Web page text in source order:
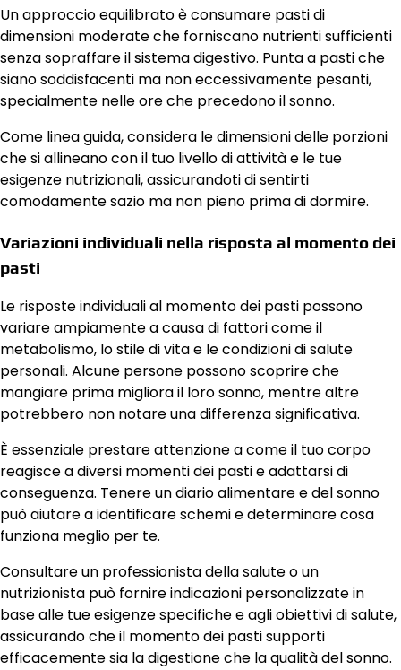
Un approccio equilibrato è consumare pasti di
dimensioni moderate che forniscano nutrienti sufficienti
senza sopraffare il sistema digestivo. Punta a pasti che
siano soddisfacenti ma non eccessivamente pesanti,
specialmente nelle ore che precedono il sonno.
Come linea guida, considera le dimensioni delle porzioni
che si allineano con il tuo livello di attività e le tue
esigenze nutrizionali, assicurandoti di sentirti
comodamente sazio ma non pieno prima di dormire.
Variazioni individuali nella risposta al momento dei
pasti
Le risposte individuali al momento dei pasti possono
variare ampiamente a causa di fattori come il
metabolismo, lo stile di vita e le condizioni di salute
personali. Alcune persone possono scoprire che
mangiare prima migliora il loro sonno, mentre altre
potrebbero non notare una differenza significativa.
È essenziale prestare attenzione a come il tuo corpo
reagisce a diversi momenti dei pasti e adattarsi di
conseguenza. Tenere un diario alimentare e del sonno
può aiutare a identificare schemi e determinare cosa
funziona meglio per te.
Consultare un professionista della salute o un
nutrizionista può fornire indicazioni personalizzate in
base alle tue esigenze specifiche e agli obiettivi di salute,
assicurando che il momento dei pasti supporti
efficacemente sia la digestione che la qualità del sonno.